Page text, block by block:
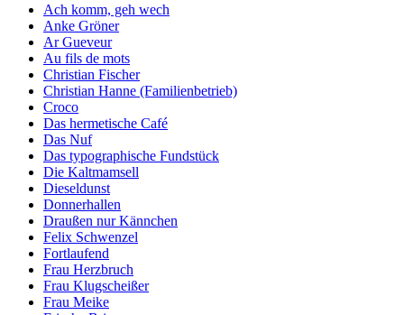
Ach komm, geh wech
Anke Gröner
Ar Gueveur
Au fils de mots
Christian Fischer
Christian Hanne (Familienbetrieb)
Croco
Das hermetische Café
Das Nuf
Das typographische Fundstück
Die Kaltmamsell
Dieseldunst
Donnerhallen
Draußen nur Kännchen
Felix Schwenzel
Fortlaufend
Frau Herzbruch
Frau Klugscheißer
Frau Meike